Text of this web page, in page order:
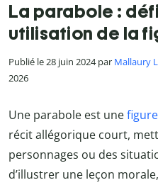
La parabole :
utilisation de la
Publié le 28 juin 2024 par Mallaury
2026
Une parabole est une
récit allégorique court,
personnages ou des
d’illustrer une leçon